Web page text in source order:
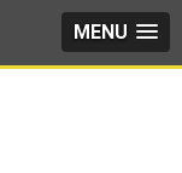
MENU